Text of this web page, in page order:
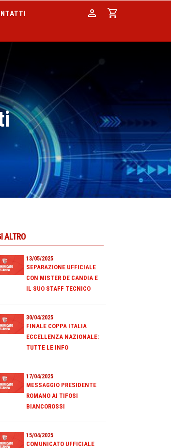
person shopping_cart
ALTRO
13/05/2025
SEPARAZIONE UFFICIALE
CON MISTER DE CANDIA E
IL SUO STAFF TECNICO
30/04/2025
FINALE COPPA ITALIA
ECCELLENZA NAZIONALE:
TUTTE LE INFO
17/04/2025
MESSAGGIO PRESIDENTE
ROMANO AI TIFOSI
BIANCOROSSI
15/04/2025
COMUNICATO UFFICIALE